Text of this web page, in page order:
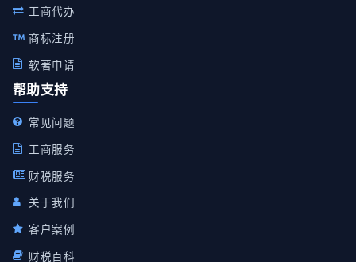
工商代办
商标注册
软著申请
帮助支持
常见问题
工商服务
财税服务
关于我们
客户案例
财税百科